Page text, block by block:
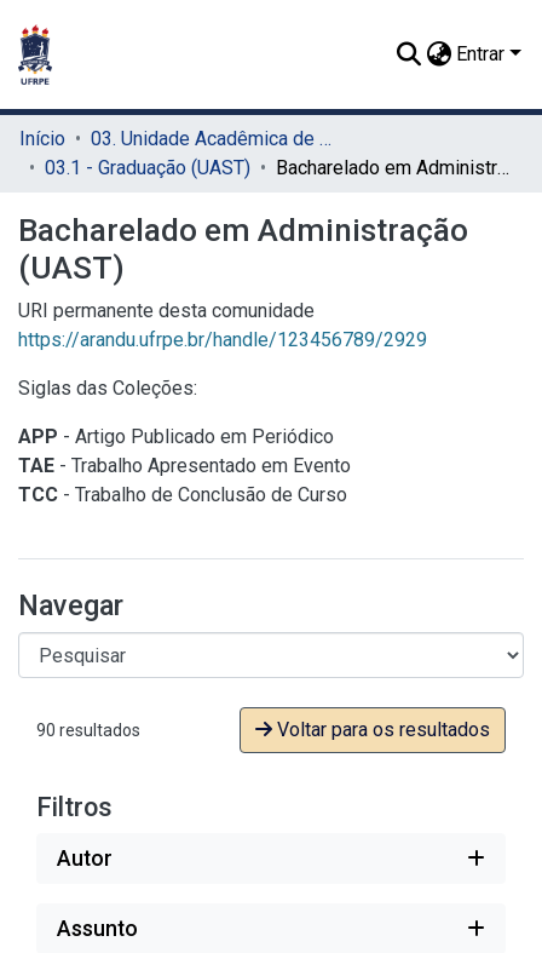
Entrar
Início
03. Unidade Acadêmica de Serra Talhada (UAST)
03.1 - Graduação (UAST)
Bacharelado em Administração (UAST)
Bacharelado em Administração
(UAST)
URI permanente desta comunidade
https://arandu.ufrpe.br/handle/123456789/2929
Siglas das Coleções:
APP - Artigo Publicado em Periódico
TAE - Trabalho Apresentado em Evento
TCC - Trabalho de Conclusão de Curso
Navegar
90 resultados Voltar para os resultados
Filtros
Autor
Assunto